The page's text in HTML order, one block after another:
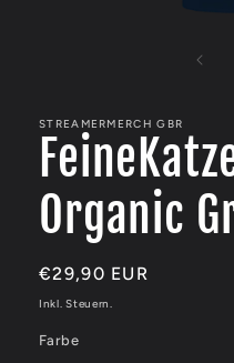
STREAMERMERCH GBR
Organic
Normaler
Preis
€29,90 EUR
Inkl. Steuern.
Farbe